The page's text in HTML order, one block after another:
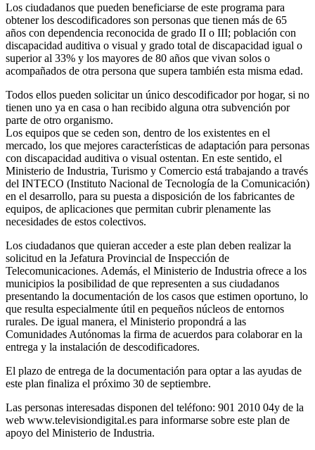
Los ciudadanos que pueden beneficiarse de este programa para
obtener los descodificadores son personas que tienen más de 65
años con dependencia reconocida de grado II o III; población con
discapacidad auditiva o visual y grado total de discapacidad igual o
superior al 33% y los mayores de 80 años que vivan solos o
acompañados de otra persona que supera también esta misma edad.
Todos ellos pueden solicitar un único descodificador por hogar, si no
tienen uno ya en casa o han recibido alguna otra subvención por
parte de otro organismo.
Los equipos que se ceden son, dentro de los existentes en el
mercado, los que mejores características de adaptación para personas
con discapacidad auditiva o visual ostentan. En este sentido, el
Ministerio de Industria, Turismo y Comercio está trabajando a través
del INTECO (Instituto Nacional de Tecnología de la Comunicación)
en el desarrollo, para su puesta a disposición de los fabricantes de
equipos, de aplicaciones que permitan cubrir plenamente las
necesidades de estos colectivos.
Los ciudadanos que quieran acceder a este plan deben realizar la
solicitud en la Jefatura Provincial de Inspección de
Telecomunicaciones. Además, el Ministerio de Industria ofrece a los
municipios la posibilidad de que representen a sus ciudadanos
presentando la documentación de los casos que estimen oportuno, lo
que resulta especialmente útil en pequeños núcleos de entornos
rurales. De igual manera, el Ministerio propondrá a las
Comunidades Autónomas la firma de acuerdos para colaborar en la
entrega y la instalación de descodificadores.
El plazo de entrega de la documentación para optar a las ayudas de
este plan finaliza el próximo 30 de septiembre.
Las personas interesadas disponen del teléfono: 901 2010 04y de la
web www.televisiondigital.es para informarse sobre este plan de
apoyo del Ministerio de Industria.